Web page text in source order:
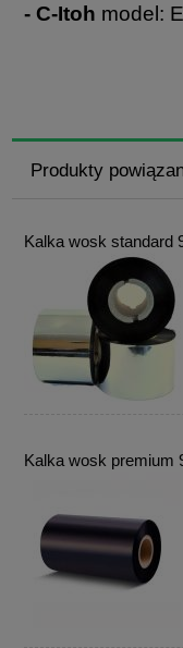
- C-Itoh model:
Produkty
Kalka wosk standard
Kalka wosk premium